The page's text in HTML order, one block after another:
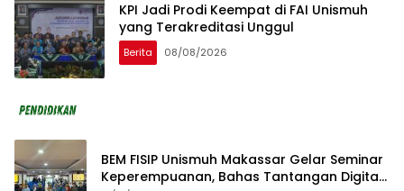
KPI Jadi Prodi Keempat di FAI Unismuh
yang Terakreditasi Unggul
Berita 08/08/2026
BEM FISIP Unismuh Makassar Gelar Seminar
Keperempuanan, Bahas Tantangan Digital